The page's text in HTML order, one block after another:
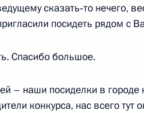
сказать‑то нечего,
посидеть рядом с
Спасибо большое.
– наши посиделки в городе
конкурса, нас всего тут